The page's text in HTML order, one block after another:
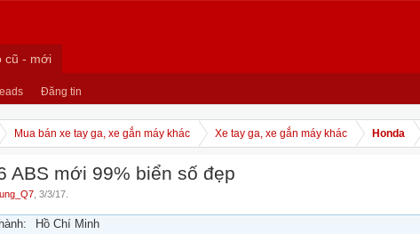
cũ - mới
Đăng tin
Mua bán xe tay ga, xe gắn máy khác Xe tay ga, xe gắn máy khác Honda
ABS mới 99% biển số đẹp
3/3/17
Hồ Chí Minh